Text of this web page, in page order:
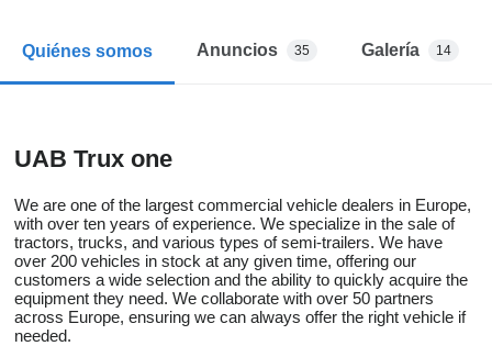
Quiénes somos Anuncios 35 Galería 14
UAB Trux one
We are one of the largest commercial vehicle dealers in Europe,
with over ten years of experience. We specialize in the sale of
tractors, trucks, and various types of semi-trailers. We have
over 200 vehicles in stock at any given time, offering our
customers a wide selection and the ability to quickly acquire the
equipment they need. We collaborate with over 50 partners
across Europe, ensuring we can always offer the right vehicle if
needed.